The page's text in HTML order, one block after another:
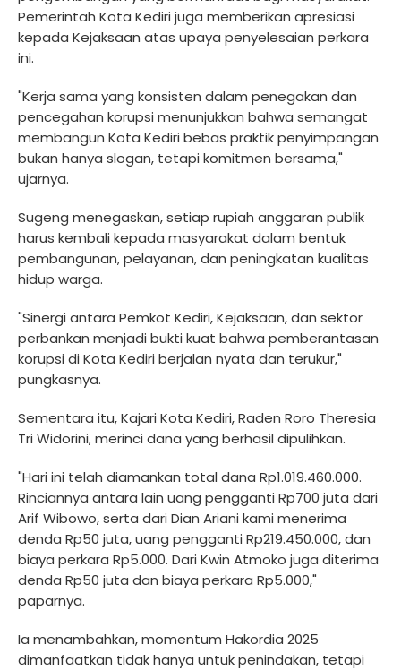
Pemerintah Kota Kediri juga memberikan apresiasi
kepada Kejaksaan atas upaya penyelesaian perkara
ini.
"Kerja sama yang konsisten dalam penegakan dan
pencegahan korupsi menunjukkan bahwa semangat
membangun Kota Kediri bebas praktik penyimpangan
bukan hanya slogan, tetapi komitmen bersama,"
ujarnya.
Sugeng menegaskan, setiap rupiah anggaran publik
harus kembali kepada masyarakat dalam bentuk
pembangunan, pelayanan, dan peningkatan kualitas
hidup warga.
"Sinergi antara Pemkot Kediri, Kejaksaan, dan sektor
perbankan menjadi bukti kuat bahwa pemberantasan
korupsi di Kota Kediri berjalan nyata dan terukur,"
pungkasnya.
Sementara itu, Kajari Kota Kediri, Raden Roro Theresia
Tri Widorini, merinci dana yang berhasil dipulihkan.
"Hari ini telah diamankan total dana Rp1.019.460.000.
Rinciannya antara lain uang pengganti Rp700 juta dari
Arif Wibowo, serta dari Dian Ariani kami menerima
denda Rp50 juta, uang pengganti Rp219.450.000, dan
biaya perkara Rp5.000. Dari Kwin Atmoko juga diterima
denda Rp50 juta dan biaya perkara Rp5.000,"
paparnya.
Ia menambahkan, momentum Hakordia 2025
dimanfaatkan tidak hanya untuk penindakan, tetapi